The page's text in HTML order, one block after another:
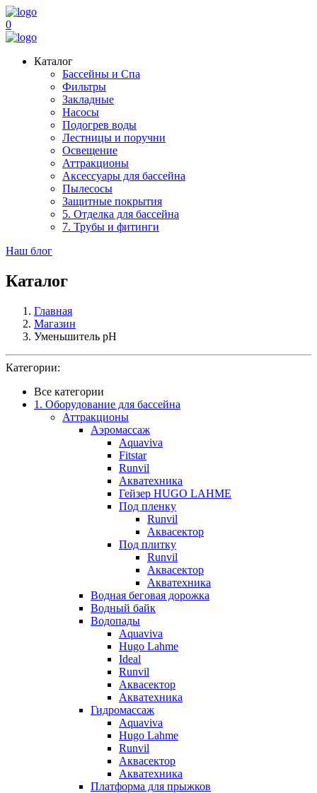
0
Каталог
Бассейны и Спа
Фильтры
Закладные
Насосы
Подогрев воды
Лестницы и поручни
Освещение
Аттракционы
Аксессуары для бассейна
Пылесосы
Защитные покрытия
5. Отделка для бассейна
7. Трубы и фитинги
Наш блог
Каталог
Главная
Магазин
Уменьшитель pH
Категории:
Все категории
1. Оборудование для бассейна
Аттракционы
Аэромассаж
Aquaviva
Fitstar
Runvil
Акватехника
Гейзер HUGO LAHME
Под пленку
Runvil
Аквасектор
Под плитку
Runvil
Аквасектор
Акватехника
Водная беговая дорожка
Водный байк
Водопады
Aquaviva
Hugo Lahme
Ideal
Runvil
Аквасектор
Акватехника
Гидромассаж
Aquaviva
Hugo Lahme
Runvil
Аквасектор
Акватехника
Платформа для прыжков